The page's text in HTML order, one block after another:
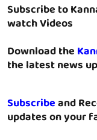
Subscribe to
watch Videos
Download the
the latest news
Subscribeand
updates on your